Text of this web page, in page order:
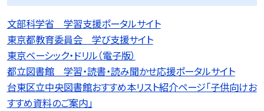
文部科学省 学習支援ポータルサイト
東京都教育委員会 学び支援サイト
東京ベーシック・ドリル（電子版）
都立図書館 学習・読書・読み聞かせ応援ポータルサイト
台東区立中央図書館おすすめ本リスト紹介ページ「子供向けお
すすめ資料のご案内」